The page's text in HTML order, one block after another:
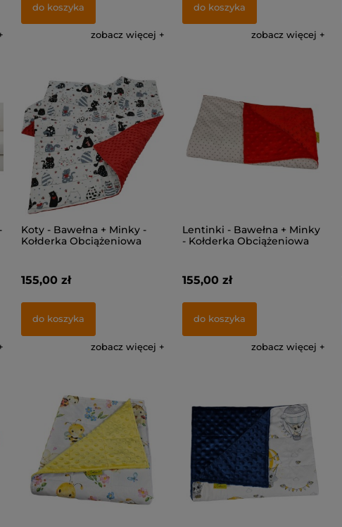
do koszyka
zobacz więcej
do koszyka
zobacz więcej
Koty - Bawełna + Minky -
Kołderka Obciążeniowa
155,00 zł
do koszyka
zobacz więcej
Lentinki - Bawełna + Minky
- Kołderka Obciążeniowa
155,00 zł
do koszyka
zobacz więcej